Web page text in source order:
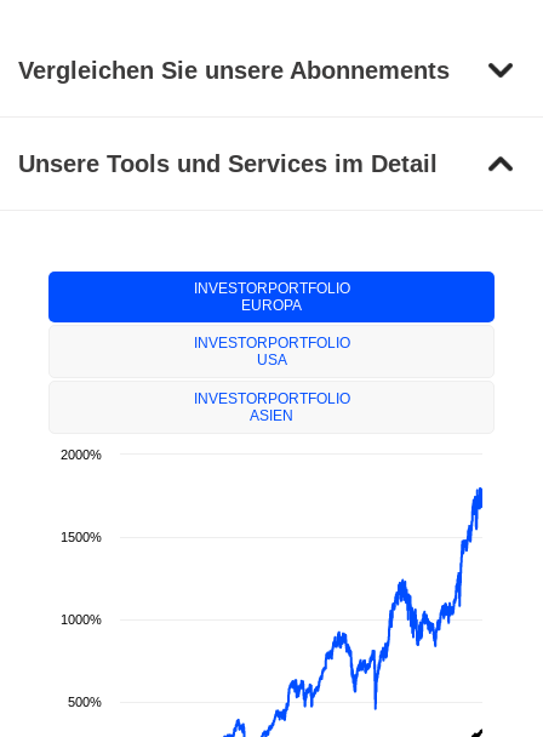
Vergleichen Sie unsere Abonnements
Unsere Tools und Services im Detail
INVESTORPORTFOLIO
EUROPA
INVESTORPORTFOLIO
USA
INVESTORPORTFOLIO
ASIEN
500%
1000%
1500%
2000%